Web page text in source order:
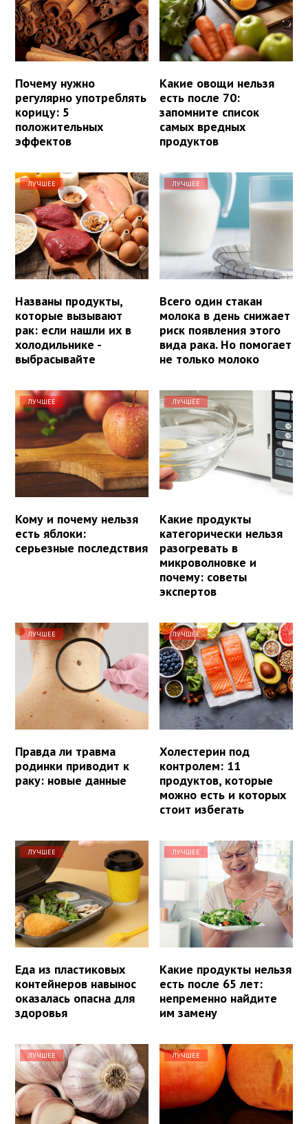
Почему нужно
регулярно употреблять
корицу: 5
положительных
эффектов
Какие овощи нельзя
есть после 70:
запомните список
самых вредных
продуктов
ЛУЧШЕЕ
Названы продукты,
которые вызывают
рак: если нашли их в
холодильнике -
выбрасывайте
ЛУЧШЕЕ
Всего один стакан
молока в день снижает
риск появления этого
вида рака. Но помогает
не только молоко
ЛУЧШЕЕ
Кому и почему нельзя
есть яблоки:
серьезные последствия
ЛУЧШЕЕ
Какие продукты
категорически нельзя
разогревать в
микроволновке и
почему: советы
экспертов
ЛУЧШЕЕ
Правда ли травма
родинки приводит к
раку: новые данные
ЛУЧШЕЕ
Холестерин под
контролем: 11
продуктов, которые
можно есть и которых
стоит избегать
ЛУЧШЕЕ
Еда из пластиковых
контейнеров навынос
оказалась опасна для
здоровья
ЛУЧШЕЕ
Какие продукты нельзя
есть после 65 лет:
непременно найдите
им замену
ЛУЧШЕЕ ЛУЧШЕЕ